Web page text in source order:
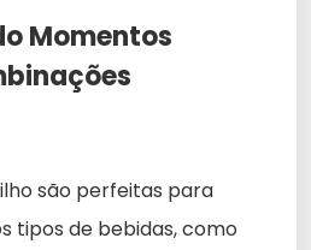
Momentos
são perfeitas para
tipos de bebidas, como